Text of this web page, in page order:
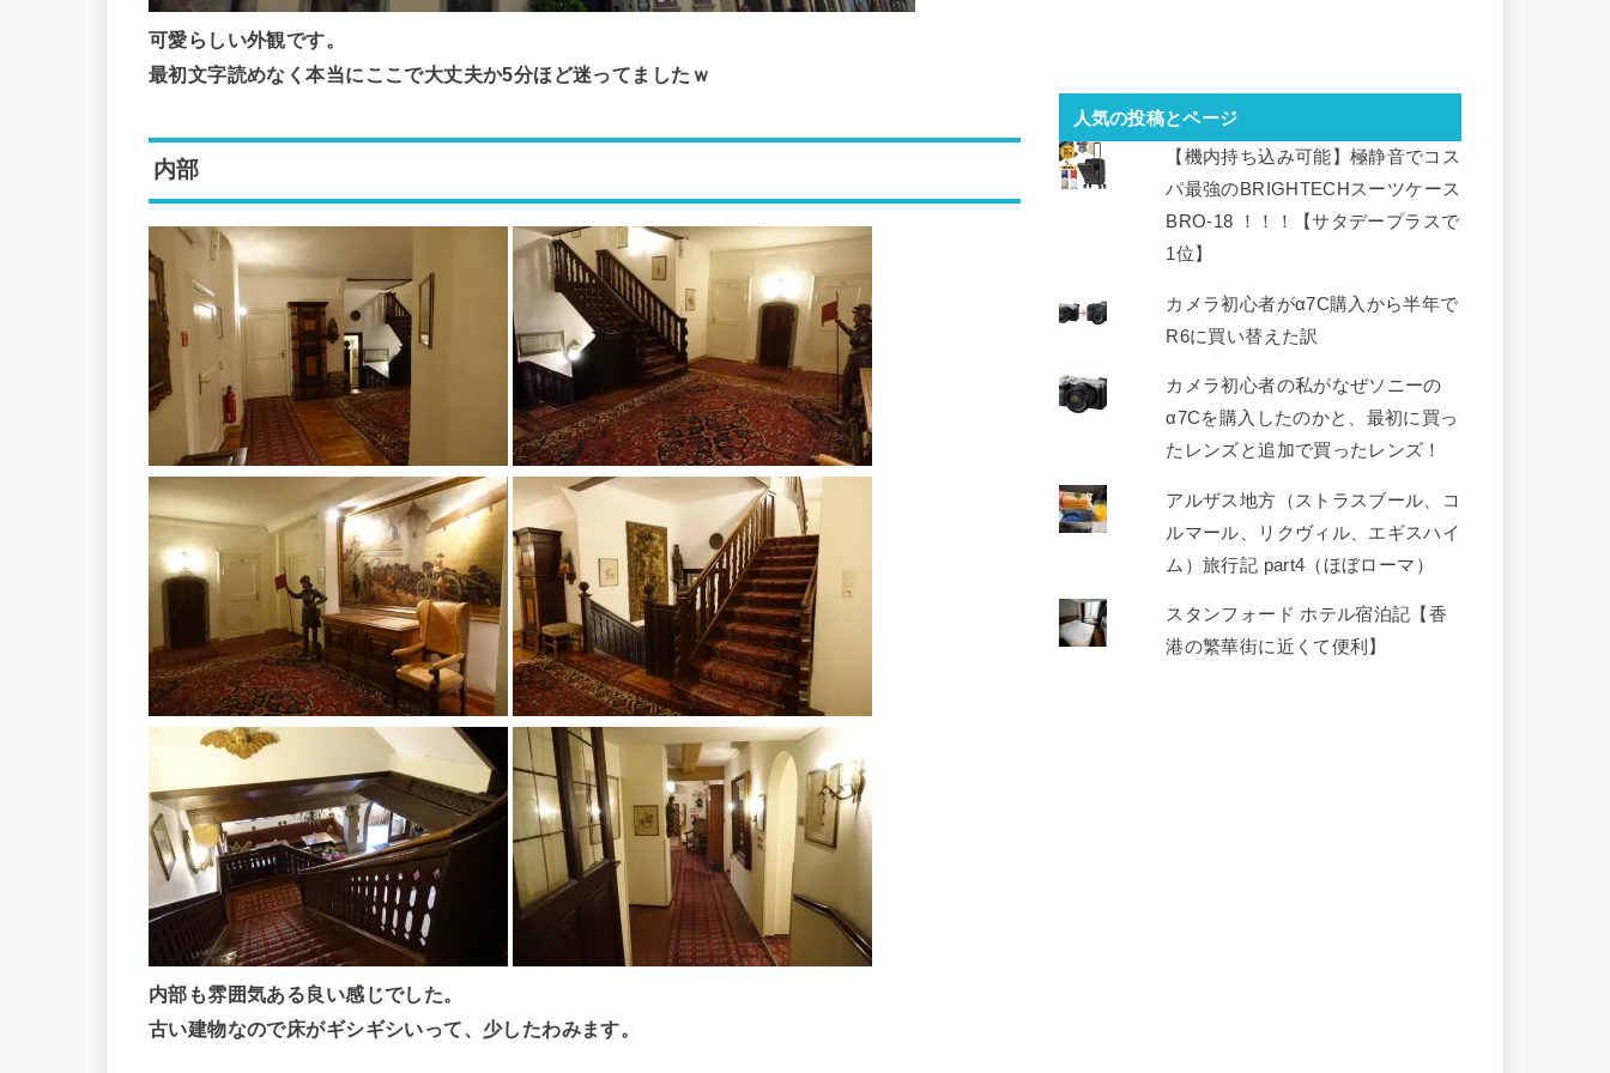
可愛らしい外観です。
最初文字読めなく本当にここで大丈夫か5分ほど迷ってましたｗ
内部
内部も雰囲気ある良い感じでした。
古い建物なので床がギシギシいって、少したわみます。
人気の投稿とページ
【機内持ち込み可能】極静音でコス
パ最強のBRIGHTECHスーツケース
BRO-18 ！！！【サタデープラスで
1位】
カメラ初心者がα7C購入から半年で
R6に買い替えた訳
カメラ初心者の私がなぜソニーの
α7Cを購入したのかと、最初に買っ
たレンズと追加で買ったレンズ！
アルザス地方（ストラスブール、コ
ルマール、リクヴィル、エギスハイ
ム）旅行記 part4（ほぼローマ）
スタンフォード ホテル宿泊記【香
港の繁華街に近くて便利】